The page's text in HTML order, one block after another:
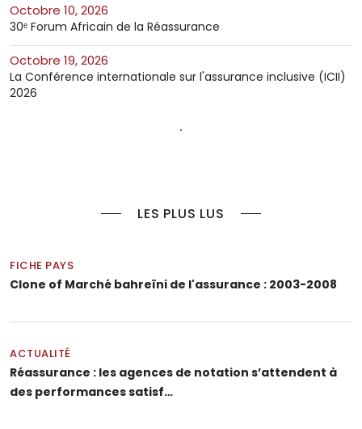
octobre 10, 2026
30ᵉ Forum Africain de la Réassurance
octobre 19, 2026
La Conférence internationale sur l'assurance inclusive (ICII)
2026
LES PLUS LUS
FICHE PAYS
Clone of Marché bahreïni de l'assurance : 2003-2008
ACTUALITÉ
Réassurance : les agences de notation s’attendent à
des performances satisf…